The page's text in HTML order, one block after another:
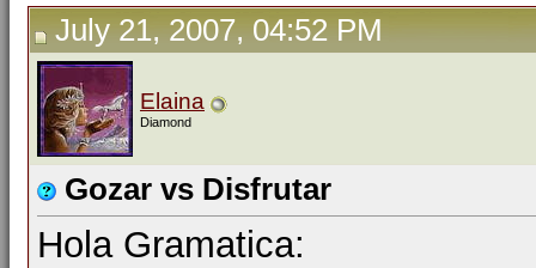
July 21, 2007, 04:52 PM
Elaina
Diamond
Gozar vs Disfrutar
Hola Gramatica: